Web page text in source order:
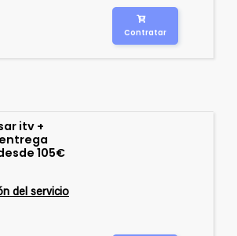
Contratar
itv +
105€
del servicio